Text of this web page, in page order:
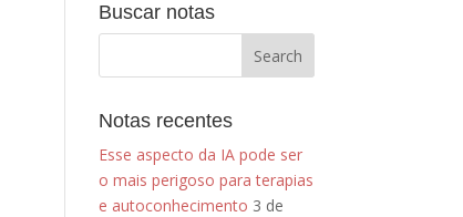
Buscar notas
Notas recentes
Esse aspecto da IA pode ser
o mais perigoso para terapias
e autoconhecimento 3 de